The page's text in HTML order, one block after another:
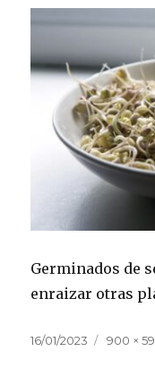
Germinados de
enraizar otras
Publicado
16/01/2023
Tamaño
900 ×